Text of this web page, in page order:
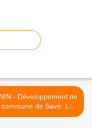
- Développement de
commune de Savè: Le
Félix Adimi reçoit des